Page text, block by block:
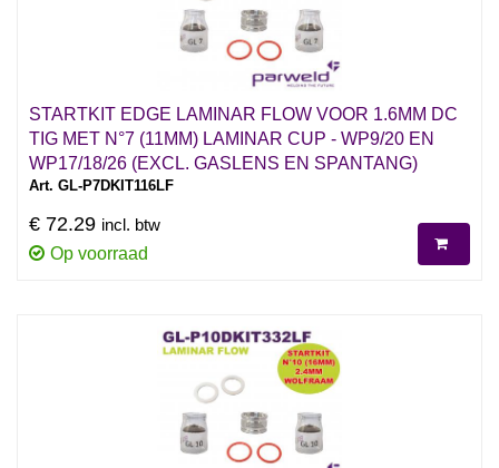
STARTKIT EDGE LAMINAR FLOW VOOR 1.6MM DC
TIG MET N°7 (11MM) LAMINAR CUP - WP9/20 EN
WP17/18/26 (EXCL. GASLENS EN SPANTANG)
Art. GL-P7DKIT116LF
€ 72.29 incl. btw
Op voorraad